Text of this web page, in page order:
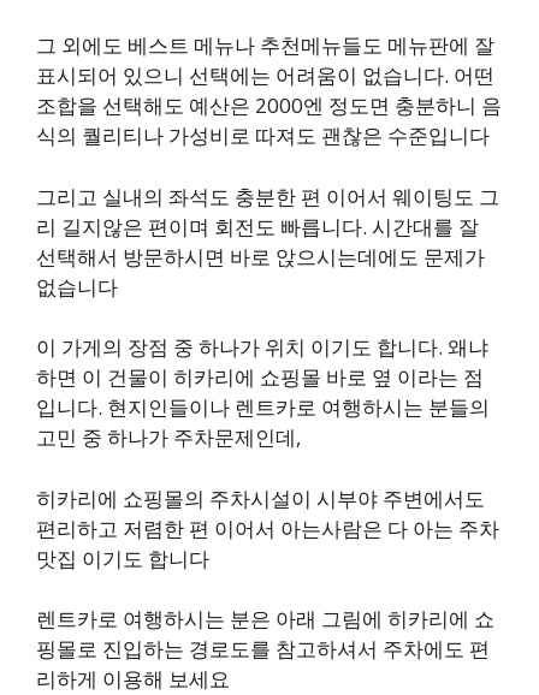
그 외에도 베스트 메뉴나 추천메뉴들도 메뉴판에 잘
표시되어 있으니 선택에는 어려움이 없습니다. 어떤
조합을 선택해도 예산은 2000엔 정도면 충분하니 음
식의 퀄리티나 가성비로 따져도 괜찮은 수준입니다
그리고 실내의 좌석도 충분한 편 이어서 웨이팅도 그
리 길지않은 편이며 회전도 빠릅니다. 시간대를 잘
선택해서 방문하시면 바로 앉으시는데에도 문제가
없습니다
이 가게의 장점 중 하나가 위치 이기도 합니다. 왜냐
하면 이 건물이 히카리에 쇼핑몰 바로 옆 이라는 점
입니다. 현지인들이나 렌트카로 여행하시는 분들의
고민 중 하나가 주차문제인데,
히카리에 쇼핑몰의 주차시설이 시부야 주변에서도
편리하고 저렴한 편 이어서 아는사람은 다 아는 주차
맛집 이기도 합니다
렌트카로 여행하시는 분은 아래 그림에 히카리에 쇼
핑몰로 진입하는 경로도를 참고하셔서 주차에도 편
리하게 이용해 보세요